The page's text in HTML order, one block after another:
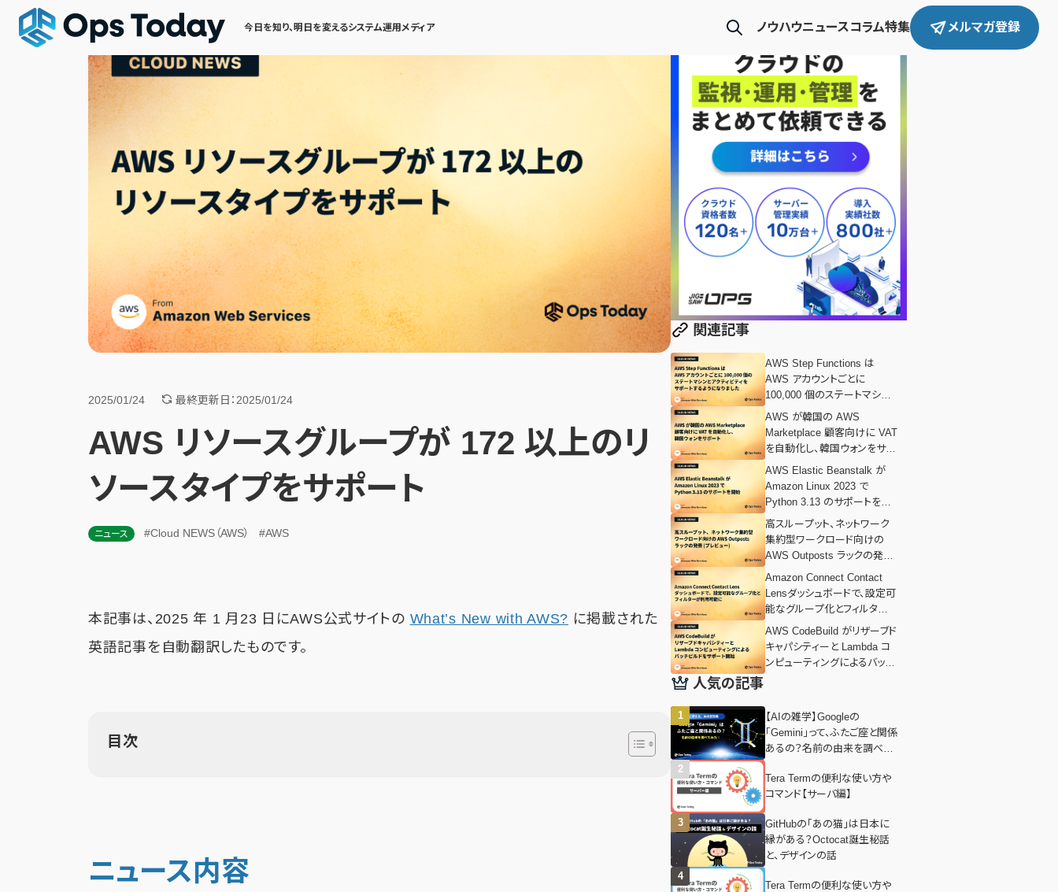
今日を知り、明日を変えるシステム運用メディア ノウハウニュースコラム特集 メルマガ登録
2025/01/24 最終更新日：2025/01/24
AWS リソースグループが 172 以上のリ
ソースタイプをサポート
ニュース #Cloud NEWS（AWS） #AWS
本記事は、2025 年 1 月23 日にAWS公式サイトの What’s New with AWS? に掲載された
英語記事を自動翻訳したものです。
目次
ニュース内容
関連記事
AWS Step Functions は
AWS アカウントごとに
100,000 個のステートマシン
とアクティビティをサポートす
るようになりました
AWS が韓国の AWS
Marketplace 顧客向けに VAT
を自動化し、韓国ウォンをサポ
ート
AWS Elastic Beanstalk が
Amazon Linux 2023 で
Python 3.13 のサポートを開
始
高スループット、ネットワーク
集約型ワークロード向けの
AWS Outposts ラックの発表
(プレビュー)
Amazon Connect Contact
Lensダッシュボードで、設定可
能なグループ化とフィルター
が利用可能に
AWS CodeBuild がリザーブド
キャパシティーと Lambda コ
ンピューティングによるバッチ
人気の記事
【AIの雑学】Googleの
「Gemini」って、ふたご座と関係
あるの？名前の由来を調べて
Tera Termの便利な使い方や
コマンド【サーバ編】
GitHubの「あの猫」は日本に
縁がある？Octocat誕生秘話
と、デザインの話
Tera Termの便利な使い方や